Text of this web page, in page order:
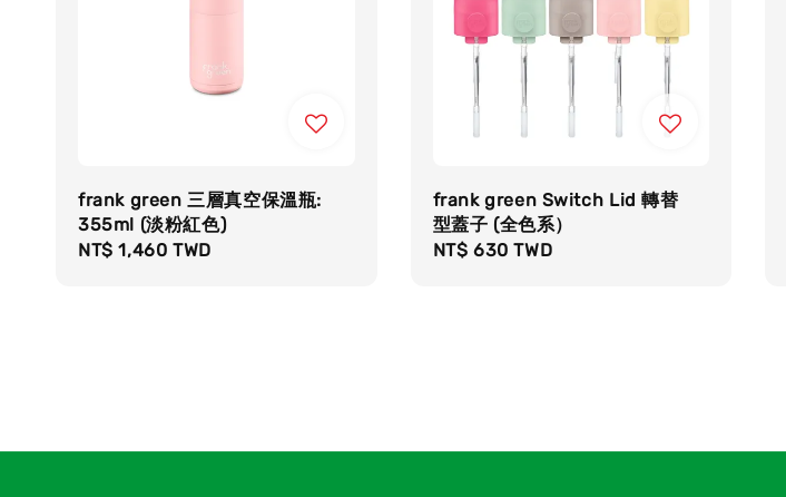
frank green 三層真空保溫瓶:
355ml (淡粉紅色)
Regular
NT$ 1,460 TWD
frank green Switch Lid 轉替
型蓋子 (全色系）
Regular
NT$ 630 TWD